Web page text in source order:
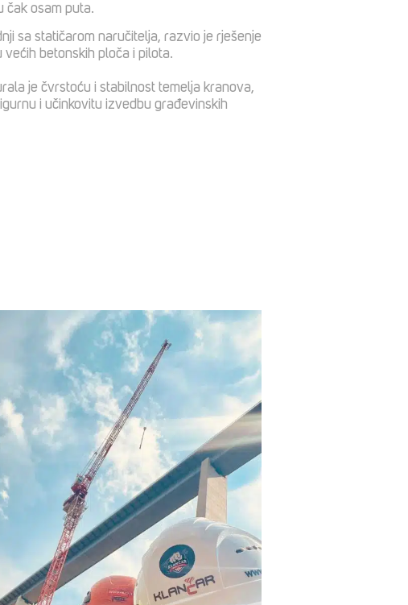
čak osam puta.
sa statičarom naručitelja, razvio je rješenje
većih betonskih ploča i pilota.
je čvrstoću i stabilnost temelja kranova,
i učinkovitu izvedbu građevinskih